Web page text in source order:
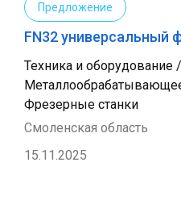
Предложение
FN32 универсальный
Техника и оборудование /
Фрезерные станки
Смоленская область
15.11.2025